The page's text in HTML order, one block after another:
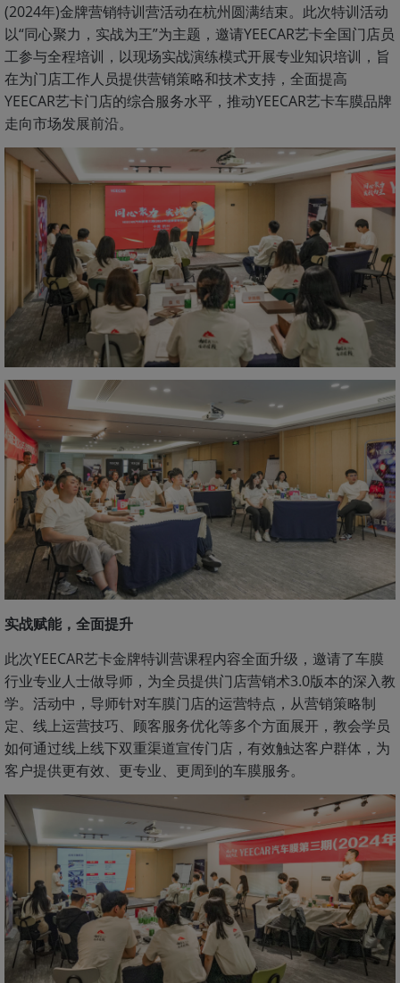
(2024年)金牌营销特训营活动在杭州圆满结束。此次特训活动
以“同心聚力，实战为王”为主题，邀请YEECAR艺卡全国门店员
工参与全程培训，以现场实战演练模式开展专业知识培训，旨
在为门店工作人员提供营销策略和技术支持，全面提高
YEECAR艺卡门店的综合服务水平，推动YEECAR艺卡车膜品牌
走向市场发展前沿。
实战赋能，全面提升
此次YEECAR艺卡金牌特训营课程内容全面升级，邀请了车膜
行业专业人士做导师，为全员提供门店营销术3.0版本的深入教
学。活动中，导师针对车膜门店的运营特点，从营销策略制
定、线上运营技巧、顾客服务优化等多个方面展开，教会学员
如何通过线上线下双重渠道宣传门店，有效触达客户群体，为
客户提供更有效、更专业、更周到的车膜服务。